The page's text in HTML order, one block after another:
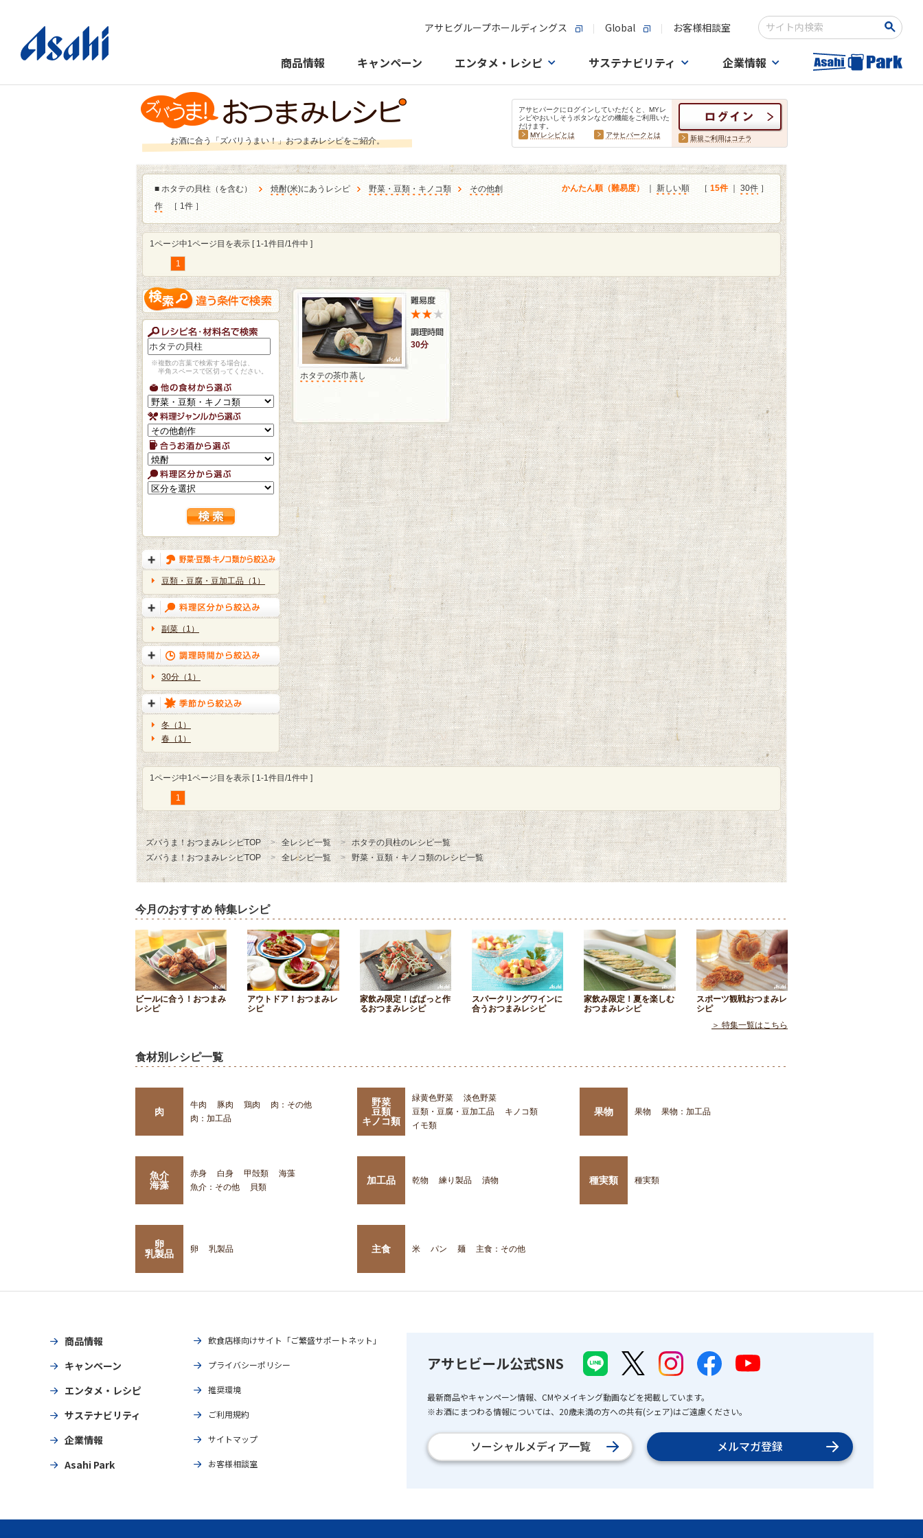
アサヒグループホールディングス Global お客様相談室
検索キーワード入力
商品情報 キャンペーン エンタメ・レシピ サステナビリティ 企業情報
お酒に合う「ズバリうまい！」おつまみレシピをご紹介。
アサヒパークにログインしていただくと、MYレ
シピやおいしそうボタンなどの機能をご利用いた
だけます。
MYレシピとは
アサヒパークとは 新規ご利用はコチラ
■ ホタテの貝柱（を含む） 焼酎(米)にあうレシピ 野菜・豆類・キノコ類
その他創
作
［ 1件 ］
かんたん順（難易度） 新しい順 ［ 15件｜ 30件 ］
1ページ中1ページ目を表示 [ 1-1件目/1件中 ]
1
※複数の言葉で検索する場合は、
半角スペースで区切ってください。
豆類・豆腐・豆加工品（1）
副菜（1）
30分（1）
冬（1）
春（1）
30分
ホタテの茶巾蒸し
1ページ中1ページ目を表示 [ 1-1件目/1件中 ]
1
ズバうま！おつまみレシピTOP 全レシピ一覧
ホタテの貝柱のレシピ一覧
ズバうま！おつまみレシピTOP
全レシピ一覧 野菜・豆類・キノコ類のレシピ一覧
今月のおすすめ 特集レシピ
ビールに合う！おつまみ
レシピ
アウトドア！おつまみレ
シピ
家飲み限定！ぱぱっと作
るおつまみレシピ
スパークリングワインに
合うおつまみレシピ
家飲み限定！夏を楽しむ
おつまみレシピ
スポーツ観戦おつまみレ
シピ
＞ 特集一覧はこちら
食材別レシピ一覧
肉
牛肉 豚肉 鶏肉
肉：その他
肉：加工品
野菜
豆類
キノコ類
緑黄色野菜
淡色野菜
豆類・豆腐・豆加工品
キノコ類
イモ類
果物 果物 果物：加工品
魚介
海藻
赤身 白身 甲殻類
海藻
魚介：その他
貝類
加工品 乾物 練り製品 漬物 種実類 種実類
卵
乳製品
卵 乳製品 主食 米 パン 麺 主食：その他
商品情報
キャンペーン
エンタメ・レシピ
サステナビリティ
企業情報
Asahi Park
飲食店様向けサイト「ご繁盛サポートネット」
プライバシーポリシー
推奨環境
ご利用規約
サイトマップ
お客様相談室
アサヒビール公式SNS
最新商品やキャンペーン情報、CMやメイキング動画などを掲載しています。
※お酒にまつわる情報については、20歳未満の方への共有(シェア)はご遠慮ください。
ソーシャルメディア一覧 メルマガ登録